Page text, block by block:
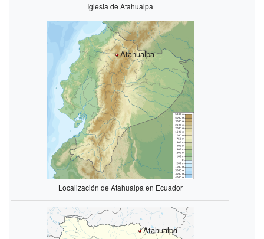
Iglesia de Atahualpa
Atahualpa
Localización de Atahualpa en Ecuador
Atahualpa